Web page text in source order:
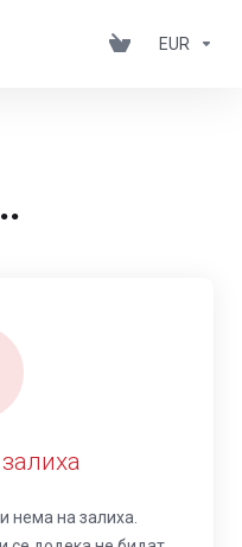
EUR
нема на залиха.